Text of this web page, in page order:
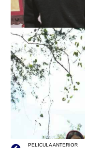
LA NIÑA EN LA
PELICULA ANTERIOR